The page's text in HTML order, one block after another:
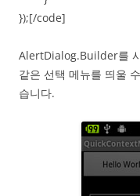
});[/code]
AlertDialog.Builder를
같은 선택 메뉴를 띄울
습니다.